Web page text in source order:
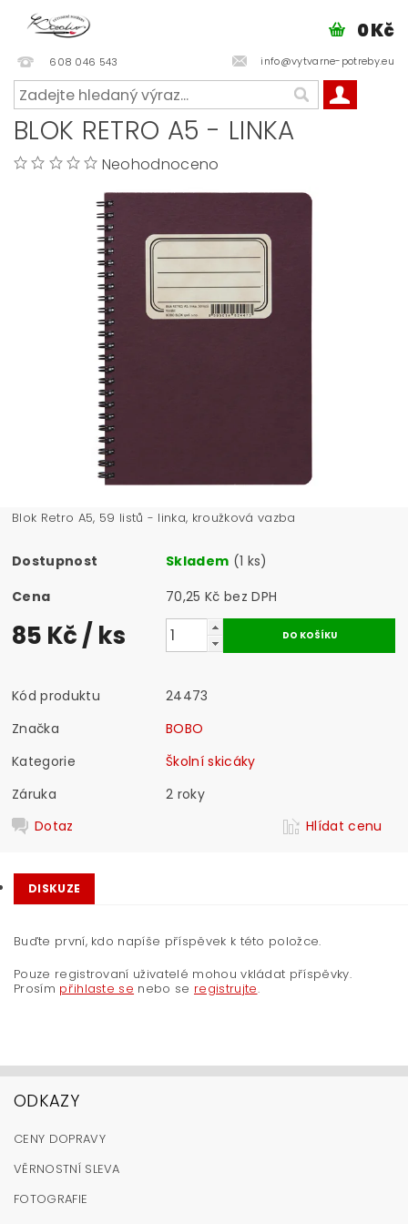
608 046 543 info@vytvarne-potreby.eu
0 Kč
BLOK RETRO A5 - LINKA
Neohodnoceno
Blok Retro A5, 59 listů - linka, kroužková vazba
Dostupnost Skladem (1 ks)
Cena
70,25 Kč bez DPH
85 Kč/ ks
Kód produktu
24473
Značka
BOBO
Kategorie
Školní skicáky
Záruka
2 roky
Dotaz
Hlídat cenu
DISKUZE
Buďte první, kdo napíše příspěvek k této položce.
Pouze registrovaní uživatelé mohou vkládat příspěvky.
Prosím přihlaste se nebo se registrujte.
ODKAZY
CENY DOPRAVY
VĚRNOSTNÍ SLEVA
FOTOGRAFIE